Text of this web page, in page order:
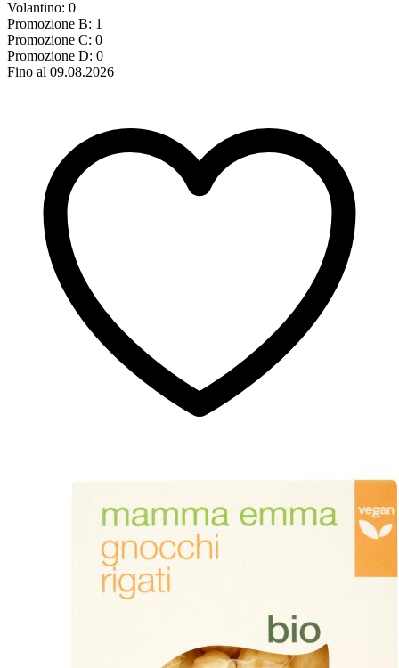
Volantino: 0
Promozione B: 1
Promozione C: 0
Promozione D: 0
Fino al 09.08.2026